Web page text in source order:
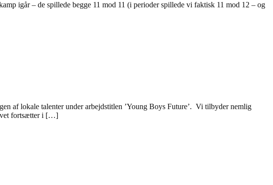
igår – de spillede begge 11 mod 11 (i perioder spillede vi faktisk 11 mod 12 – og
af lokale talenter under arbejdstitlen ’Young Boys Future’. Vi tilbyder nemlig
fortsætter i […]